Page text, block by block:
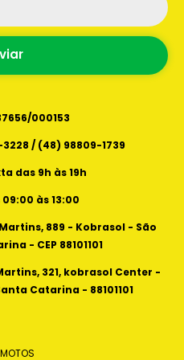
Martins, 321, kobrasol
- Santa Catarina -
19h
000153
/ (48) 98809-1739
das 9h às 19h
às 13:00
889 - Kobrasol - São
- CEP 88101101
321, kobrasol Center -
Catarina - 88101101